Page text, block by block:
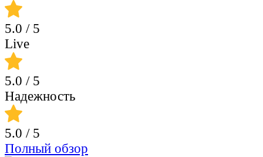
5.0 / 5
Live
5.0 / 5
Надежность
5.0 / 5
Полный обзор